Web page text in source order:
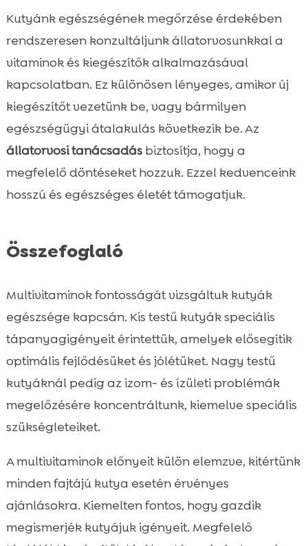
Kutyánk egészségének megőrzése érdekében
rendszeresen konzultáljunk állatorvosunkkal a
vitaminok és kiegészítők alkalmazásával
kapcsolatban. Ez különösen lényeges, amikor új
kiegészítőt vezetünk be, vagy bármilyen
egészségügyi átalakulás következik be. Az
állatorvosi tanácsadásbiztosítja, hogy a
megfelelő döntéseket hozzuk. Ezzel kedvenceink
hosszú és egészséges életét támogatjuk.
Összefoglaló
Multivitaminok fontosságát vizsgáltuk kutyák
egészsége kapcsán. Kis testű kutyák speciális
tápanyagigényeit érintettük, amelyek elősegítik
optimális fejlődésüket és jólétüket. Nagy testű
kutyáknál pedig az izom- és ízületi problémák
megelőzésére koncentráltunk, kiemelve speciális
szükségleteiket.
A multivitaminok előnyeit külön elemzve, kitértünk
minden fajtájú kutya esetén érvényes
ajánlásokra. Kiemelten fontos, hogy gazdik
megismerjék kutyájuk igényeit. Megfelelő